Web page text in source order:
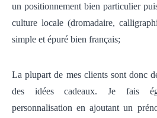
un positionnement bien particulier
culture locale (dromadaire,
simple et épuré bien français;
La plupart de mes clients sont donc
des idées cadeaux. Je fais
personnalisation en ajoutant un